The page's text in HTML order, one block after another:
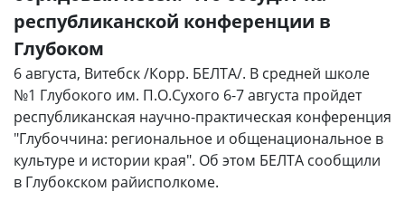
республиканской конференции в
Глубоком
6 августа, Витебск /Корр. БЕЛТА/. В средней школе
№1 Глубокого им. П.О.Сухого 6-7 августа пройдет
республиканская научно-практическая конференция
"Глубоччина: региональное и общенациональное в
культуре и истории края". Об этом БЕЛТА сообщили
в Глубокском райисполкоме.